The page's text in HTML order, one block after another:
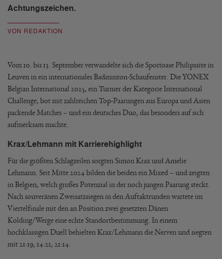
Achtungszeichen.
VON REDAKTION
Vom 10. bis 13. September verwandelte sich die Sportoase Philipssite in
Leuven in ein internationales Badminton-Schaufenster. Die YONEX
Belgian International 2025, ein Turnier der Kategorie International
Challenge, bot mit zahlreichen Top-Paarungen aus Europa und Asien
packende Matches – und ein deutsches Duo, das besonders auf sich
aufmerksam machte.
Krax/Lehmann mit Karrierehighlight
Für die größten Schlagzeilen sorgten Simon Krax und Amelie
Lehmann. Seit Mitte 2024 bilden die beiden ein Mixed – und zeigten
in Belgien, welch großes Potenzial in der noch jungen Paarung steckt.
Nach souveränen Zweisatzsiegen in den Auftaktrunden wartete im
Viertelfinale mit den an Position zwei gesetzten Dänen
Kolding/Werge eine echte Standortbestimmung. In einem
hochklassigen Duell behielten Krax/Lehmann die Nerven und siegten
mit 21:19, 14:21, 21:14.